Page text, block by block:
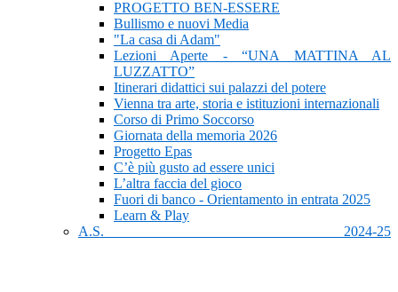
PROGETTO BEN-ESSERE
Bullismo e nuovi Media
"La casa di Adam"
Lezioni Aperte - “UNA MATTINA AL
LUZZATTO”
Itinerari didattici sui palazzi del potere
Vienna tra arte, storia e istituzioni internazionali
Corso di Primo Soccorso
Giornata della memoria 2026
Progetto Epas
C’è più gusto ad essere unici
L’altra faccia del gioco
Fuori di banco - Orientamento in entrata 2025
Learn & Play
A.S. 2024-25